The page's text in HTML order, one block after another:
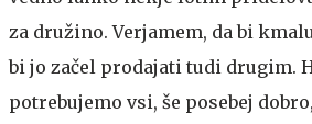
za družino. Verjamem, da bi
bi jo začel prodajati tudi drugim.
potrebujemo vsi, še posebej